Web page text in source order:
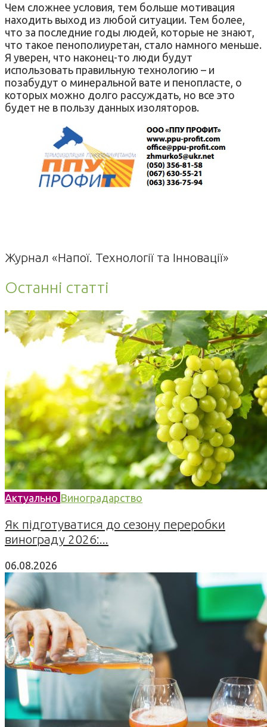
Чем сложнее условия, тем больше мотивация
находить выход из любой ситуации. Тем более,
что за последние годы людей, которые не знают,
что такое пенополиуретан, стало намного меньше.
Я уверен, что наконец-то люди будут
использовать правильную технологию – и
позабудут о минеральной вате и пенопласте, о
которых можно долго рассуждать, но все это
будет не в пользу данных изоляторов.
Журнал «Напої. Технології та Інновації»
Останні статті
Актуально Виноградарство
Як підготуватися до сезону переробки
винограду 2026:...
06.08.2026